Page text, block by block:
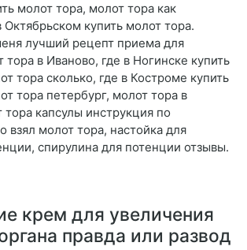
молот тора, молот тора как
Октябрьском купить молот тора.
лучший рецепт приема для
в Иваново, где в Ногинске купить
тора сколько, где в Костроме купить
тора петербург, молот тора в
капсулы инструкция по
взял молот тора, настойка для
спирулина для потенции отзывы.
крем для увеличения
правда или развод